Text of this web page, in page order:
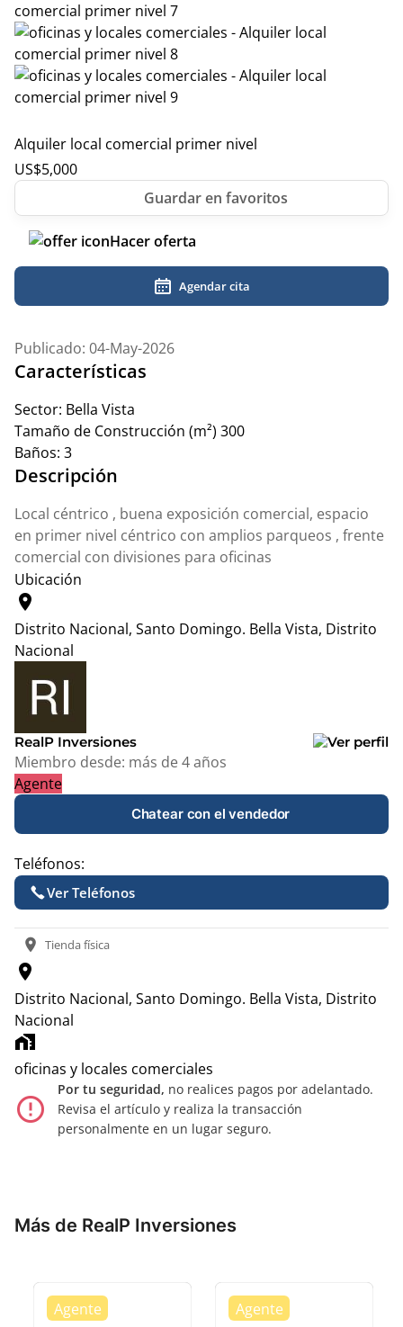
Alquiler local comercial primer nivel
US$5,000
Hacer oferta
Agendar cita
Publicado: 04-May-2026
Características
Sector: Bella Vista
Tamaño de Construcción (m²) 300
Baños: 3
Descripción
Local céntrico , buena exposición comercial, espacio
en primer nivel céntrico con amplios parqueos , frente
comercial con divisiones para oficinas
Ubicación
location_on
Distrito Nacional, Santo Domingo. Bella Vista, Distrito
Nacional
+
−
RealP Inversiones
Miembro desde: más de 4 años
Agente
Chatear con el vendedor
Teléfonos:
Ver Teléfonos
location_on Tienda física
location_on
Distrito Nacional, Santo Domingo. Bella Vista, Distrito
Nacional
home_work
oficinas y locales comerciales
error_outline
Por tu seguridad, no realices pagos por adelantado.
Revisa el artículo y realiza la transacción
personalmente en un lugar seguro.
Más de RealP Inversiones